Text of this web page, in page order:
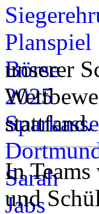
unserer
stattfand.
In
und